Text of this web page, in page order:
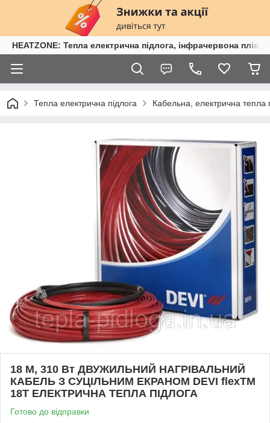
HEATZONE: Тепла електрична підлога, інфрачервона
Тепла електрична підлога Кабельна, електрична
18 М, 310 Вт ДВУЖИЛЬНИЙ НАГРІВАЛЬНИЙ
КАБЕЛЬ З СУЦІЛЬНИМ ЕКРАНОМ DEVI flexTM
18T ЕЛЕКТРИЧНА ТЕПЛА ПІДЛОГА
Готово до відправки